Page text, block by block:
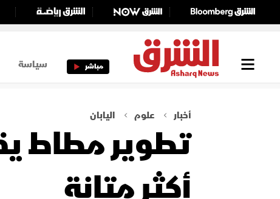
مباشر سياسة
أخبار علوم اليابان
تطوير مطاط
أكثر متانة